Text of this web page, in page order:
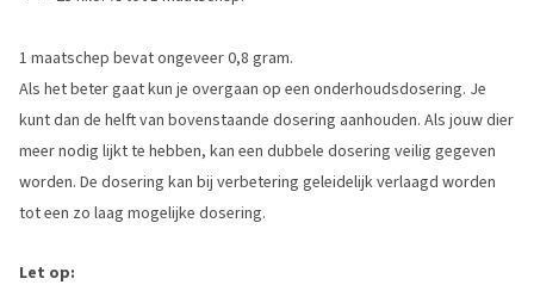
1 maatschep bevat ongeveer 0,8 gram.
Als het beter gaat kun je overgaan op een onderhoudsdosering. Je
kunt dan de helft van bovenstaande dosering aanhouden. Als jouw dier
meer nodig lijkt te hebben, kan een dubbele dosering veilig gegeven
worden. De dosering kan bij verbetering geleidelijk verlaagd worden
tot een zo laag mogelijke dosering.
Let op: